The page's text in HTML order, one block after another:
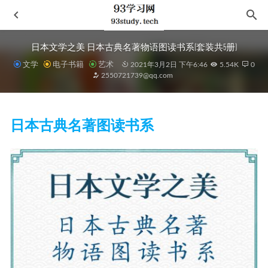
日本文学之美 日本古典名著物语图读书系(套装共5册)
文学 电子书籍 艺术 2021年3月2日 下午6:46 5.54K
0
2550721739@qq.com
日本古典名著图读书系
普尔热瓦尔斯基 2022-11-12
大明王朝的七张面孔 2023-03-11
2022-04-23